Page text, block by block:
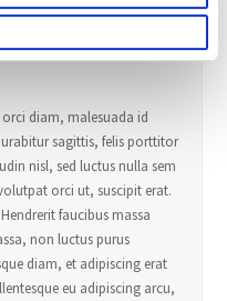
orci diam, malesuada id
sagittis, felis porttitor
nisl, sed luctus nulla sem
orci ut, suscipit erat.
faucibus massa
non luctus purus
diam, et adipiscing erat
eu adipiscing arcu,